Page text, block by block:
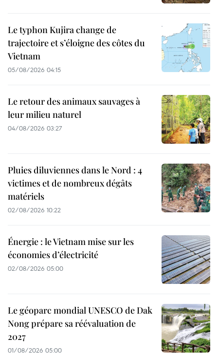
Le typhon Kujira change de
trajectoire et s’éloigne des côtes du
Vietnam
05/08/2026 04:15
Le retour des animaux sauvages à
leur milieu naturel
04/08/2026 03:27
Pluies diluviennes dans le Nord : 4
victimes et de nombreux dégâts
matériels
02/08/2026 10:22
Énergie : le Vietnam mise sur les
économies d’électricité
02/08/2026 05:00
Le géoparc mondial UNESCO de Dak
Nong prépare sa réévaluation de
2027
01/08/2026 05:00